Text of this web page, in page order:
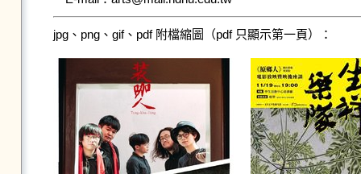
jpg、png、gif、pdf 附檔縮圖（pdf 只顯示第一頁）：